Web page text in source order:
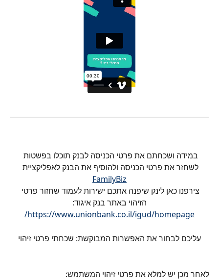
במידה ושכחתם את פרטי הכניסה לבנק תוכלו בפשטות
לשחזר את פרטי הכניסה ולהוסיף את הבנק לאפליקציית
FamilyBiz
צירפנו כאן לינק שיפנה אתכם ישירות לעמוד שחזור פרטי
הזיהוי באתר בנק איגוד:
https://www.unionbank.co.il/igud/homepage/
עליכם לבחור את האפשרות המבוקשת: שכחתי פרטי זיהוי
לאחר מכן יש למלא את פרטי זיהוי המשתמש: